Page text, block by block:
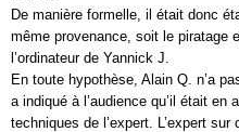
De manière formelle, il était donc
même provenance, soit le piratage
l’ordinateur de Yannick J.
En toute hypothèse, Alain Q. n’a
a indiqué à l’audience qu’il était
techniques de l’expert. L’expert